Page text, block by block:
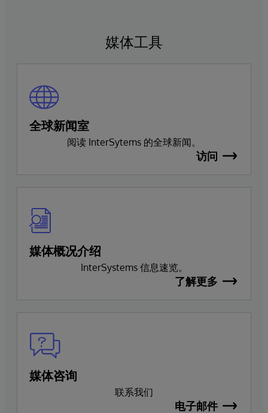
媒体工具
全球新闻室
阅读 InterSytems 的全球新闻。
访问
媒体概况介绍
InterSystems 信息速览。
了解更多
媒体咨询
联系我们
电子邮件